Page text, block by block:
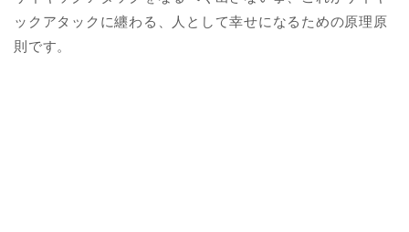
ックアタックに纏わる、人として幸せになるための原理原
則です。